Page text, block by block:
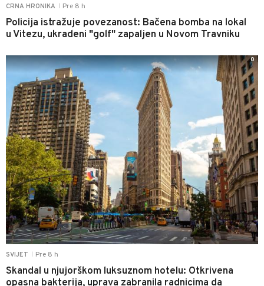
CRNA HRONIKA Pre 8 h
Policija istražuje povezanost: Bačena bomba na lokal
u Vitezu, ukradeni "golf" zapaljen u Novom Travniku
SVIJET Pre 8 h
Skandal u njujorškom luksuznom hotelu: Otkrivena
opasna bakterija, uprava zabranila radnicima da
0